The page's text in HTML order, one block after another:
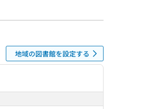
地域の図書館を設定する